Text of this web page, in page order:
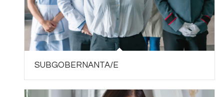
SUBGOBERNANTA/E